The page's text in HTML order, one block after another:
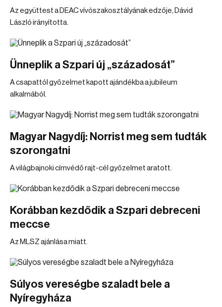
Az együttest a DEAC vívószakosztályának edzője, Dávid
László irányította.
Ünneplik a Szpari új „századosát”
A csapattól győzelmet kapott ajándékba a jubileum
alkalmából.
Magyar Nagydíj: Norrist meg sem tudták
szorongatni
A világbajnoki címvédő rajt-cél győzelmet aratott.
Korábban kezdődik a Szpari debreceni
meccse
Az MLSZ ajánlása miatt.
Súlyos vereségbe szaladt bele a
Nyíregyháza